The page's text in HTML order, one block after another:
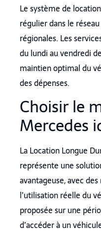
Le système de
régulier dans le
régionales. Les
du lundi au vendredi
maintien optimal du
des dépenses.
Choisir le
Mercedes
La Location Longue
représente une
avantageuse, avec
l’utilisation réelle du
proposée sur une
d’accéder à un